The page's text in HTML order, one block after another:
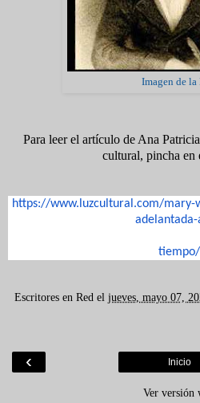
Imagen de la
Para leer el artículo de Ana
cultural, pincha en
https://www.luzcultural.com/mary-
adelantada-
tiempo/
Escritores en Red el jueves, mayo 07,
‹ Inicio
Ver versión